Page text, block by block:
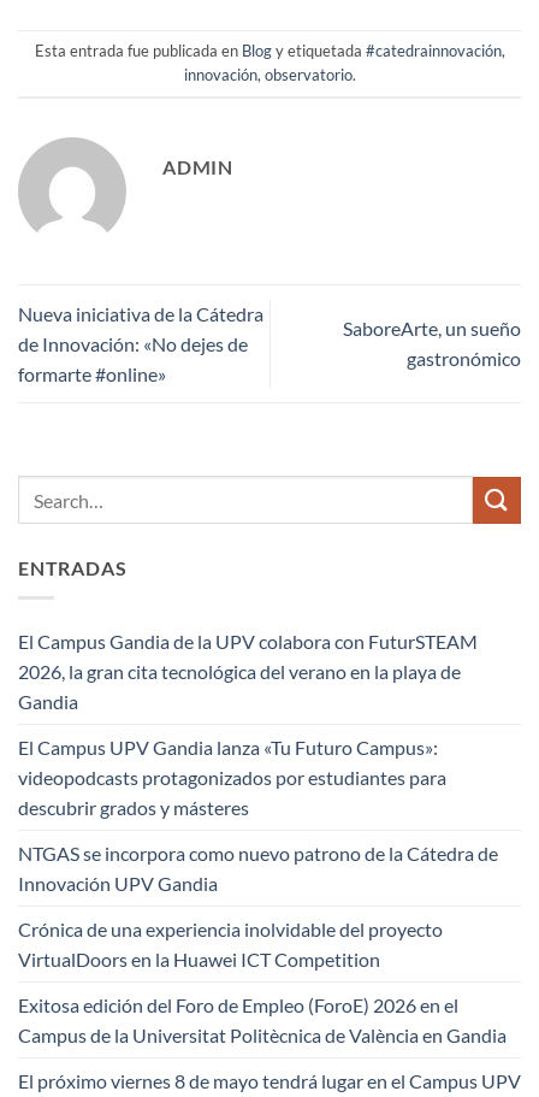
Esta entrada fue publicada en Blogy etiquetada #catedrainnovación,
innovación, observatorio.
ADMIN
Nueva iniciativa de la Cátedra
de Innovación: «No dejes de
formarte #online»
SaboreArte, un sueño
gastronómico
ENTRADAS
El Campus Gandia de la UPV colabora con FuturSTEAM
2026, la gran cita tecnológica del verano en la playa de
Gandia
El Campus UPV Gandia lanza «Tu Futuro Campus»:
videopodcasts protagonizados por estudiantes para
descubrir grados y másteres
NTGAS se incorpora como nuevo patrono de la Cátedra de
Innovación UPV Gandia
Crónica de una experiencia inolvidable del proyecto
VirtualDoors en la Huawei ICT Competition
Exitosa edición del Foro de Empleo (ForoE) 2026 en el
Campus de la Universitat Politècnica de València en Gandia
El próximo viernes 8 de mayo tendrá lugar en el Campus UPV